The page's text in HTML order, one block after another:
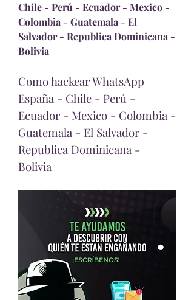
Chile - Perú - Ecuador - Mexico -
Colombia - Guatemala - El
Salvador - Republica Dominicana -
Bolivia
Como hackear WhatsApp
España - Chile - Perú -
Ecuador - Mexico - Colombia -
Guatemala - El Salvador -
Republica Dominicana -
Bolivia